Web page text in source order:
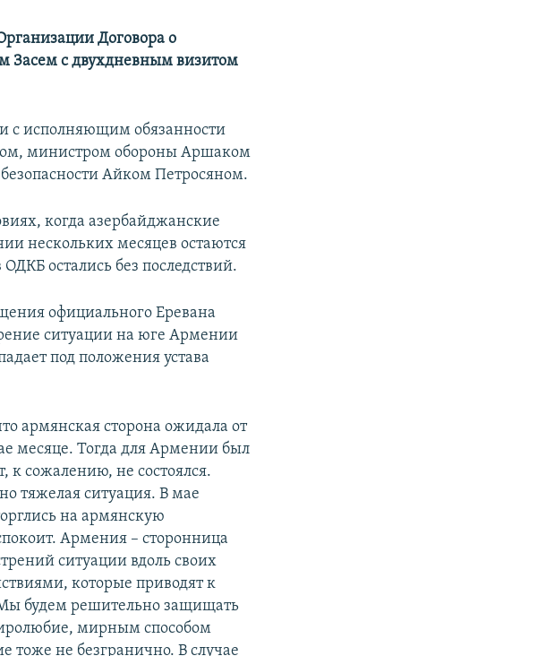
Договора о
Засем с двухдневным визитом
с исполняющим обязанности
министром обороны Аршаком
Айком Петросяном.
когда азербайджанские
нескольких месяцев остаются
остались без последствий.
официального Еревана
ситуации на юге Армении
под положения устава
армянская сторона ожидала от
месяце. Тогда для Армении был
сожалению, не состоялся.
тяжелая ситуация. В мае
на армянскую
Армения – сторонница
ситуации вдоль своих
которые приводят к
будем решительно защищать
мирным способом
тоже не безгранично. В случае